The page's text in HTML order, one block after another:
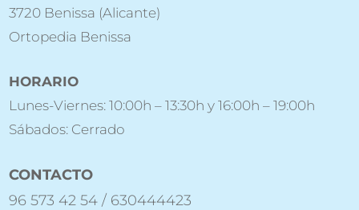
3720 Benissa (Alicante)
Ortopedia Benissa
HORARIO
Lunes-Viernes: 10:00h – 13:30h y 16:00h – 19:00h
Sábados: Cerrado
CONTACTO
96 573 42 54 / 630444423